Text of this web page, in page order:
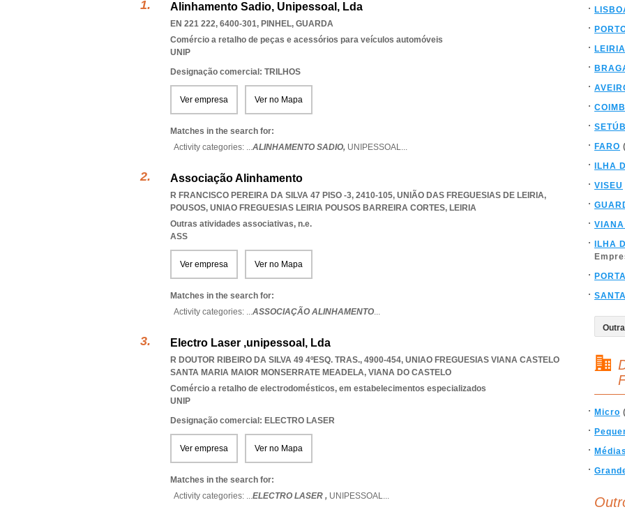
Alinhamento Sadio, Unipessoal, Lda
EN 221 222, 6400-301, PINHEL, GUARDA
Comércio a retalho de peças e acessórios para veículos automóveis
UNIP
Designação comercial: TRILHOS
Ver empresa Ver no Mapa
Matches in the search for:
Activity categories: ...ALINHAMENTO SADIO, UNIPESSOAL...
Associação Alinhamento
R FRANCISCO PEREIRA DA SILVA 47 PISO -3, 2410-105, UNIÃO DAS FREGUESIAS DE LEIRIA,
POUSOS, UNIAO FREGUESIAS LEIRIA POUSOS BARREIRA CORTES, LEIRIA
Outras atividades associativas, n.e.
ASS
Ver empresa Ver no Mapa
Matches in the search for:
Activity categories: ...ASSOCIAÇÃO ALINHAMENTO...
Electro Laser ,unipessoal, Lda
R DOUTOR RIBEIRO DA SILVA 49 4ºESQ. TRAS., 4900-454, UNIAO FREGUESIAS VIANA CASTELO
SANTA MARIA MAIOR MONSERRATE MEADELA, VIANA DO CASTELO
Comércio a retalho de electrodomésticos, em estabelecimentos especializados
UNIP
Designação comercial: ELECTRO LASER
Ver empresa Ver no Mapa
Matches in the search for:
Activity categories: ...ELECTRO LASER , UNIPESSOAL...
LEIRIA
FARO
ILHA
VISEU
ILHA
Micro
Médias